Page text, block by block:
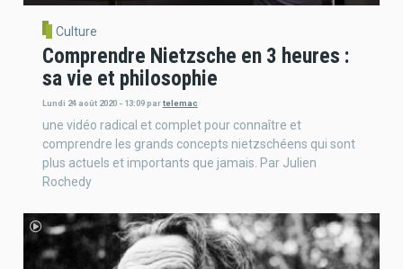
Culture
Comprendre Nietzsche en 3 heures :
sa vie et philosophie
Lundi 24 août 2020 - 13:09 partelemac
une vidéo radical et complet pour connaître et
comprendre les grands concepts nietzschéens qui sont
plus actuels et importants que jamais. Par Julien
Rochedy